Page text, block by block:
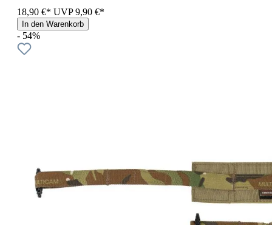
18,90 €* UVP 9,90 €*
In den Warenkorb
- 54%